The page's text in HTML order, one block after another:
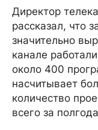
Директор
рассказал, что
значительно
канале
около 400
насчитывает
количество
всего за